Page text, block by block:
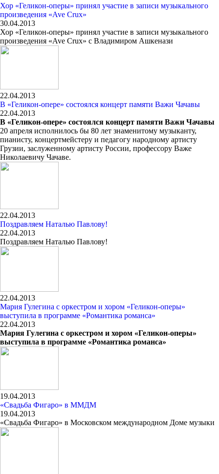
Хор «Геликон-оперы» принял участие в записи музыкального
произведения «Ave Crux»
30.04.2013
Хор «Геликон-оперы» принял участие в записи музыкального
произведения «Ave Crux» с Владимиром Ашкенази
22.04.2013
В «Геликон-опере» состоялся концерт памяти Важи Чачавы
22.04.2013
В «Геликон-опере» состоялся концерт памяти Важи Чачавы
20 апреля исполнилось бы 80 лет знаменитому музыканту,
пианисту, концертмейстеру и педагогу народному артисту
Грузии, заслуженному артисту России, профессору Важе
Николаевичу Чачаве.
22.04.2013
Поздравляем Наталью Павлову!
22.04.2013
Поздравляем Наталью Павлову!
22.04.2013
Мария Гулегина с оркестром и хором «Геликон-оперы»
выступила в программе «Романтика романса»
22.04.2013
Мария Гулегина с оркестром и хором «Геликон-оперы»
выступила в программе «Романтика романса»
19.04.2013
«Свадьба Фигаро» в ММДМ
19.04.2013
«Свадьба Фигаро» в Московском международном Доме музыки